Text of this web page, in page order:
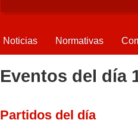
Noticias Normativas
Eventos del día
Partidos del día